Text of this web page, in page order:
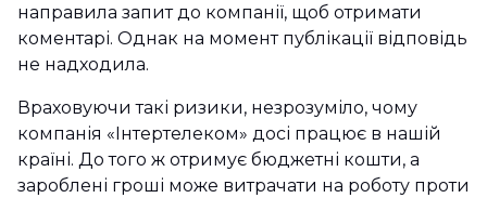
направила запит до компанії, щоб отримати
коментарі. Однак на момент публікації відповідь
не надходила.
Враховуючи такі ризики, незрозуміло, чому
компанія «Інтертелеком» досі працює в нашій
країні. До того ж отримує бюджетні кошти, а
зароблені гроші може витрачати на роботу проти